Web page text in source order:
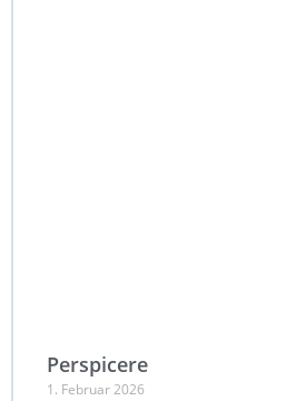
Perspicere
1. Februar 2026